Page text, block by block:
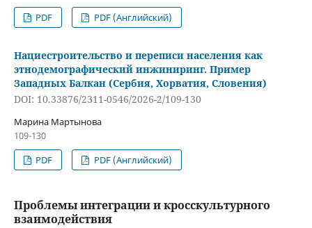
PDF
PDF (Английский)
Нациестроительство и переписи населения как
этнодемографический инжиниринг. Пример
Западных Балкан (Сербия, Хорватия, Словения)
DOI: 10.33876/2311-0546/2026-2/109-130
Марина Мартынова
109-130
PDF
PDF (Английский)
Проблемы интеграции и кросскультурного
взаимодействия